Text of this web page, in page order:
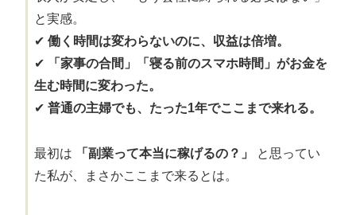
と実感。
✔ 働く時間は変わらないのに、収益は倍増。
✔
「家事の合間」「寝る前のスマホ時間」がお金を
生む時間に変わった。
✔ 普通の主婦でも、たった1年でここまで来れる。
最初は 「副業って本当に稼げるの？」
と思ってい
た私が、まさかここまで来るとは。